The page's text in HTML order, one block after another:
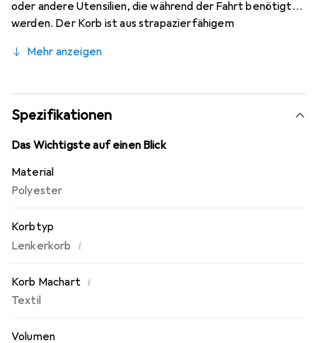
oder andere Utensilien, die während der Fahrt benötigt
werden. Der Korb ist aus strapazierfähigem
robust macht. Die ovale Form sorgt für eine optimale
lässt sich einfach am Lenker befestigen und ist somit eine
praktische Ergänzung für jedes Fahrrad. Mit einem
maximalen Gewicht von 5 Kilogramm ist er für die
meisten alltäglichen Anwendungen geeignet. Der
Stil und ist somit eine wertvolle Bereicherung für jede
Fahrradtour.
Mehr anzeigen
Spezifikationen
Das Wichtigste auf einen Blick
Material
Polyester
Korbtyp
Lenkerkorb i
Korb Machart i
Textil
Volumen